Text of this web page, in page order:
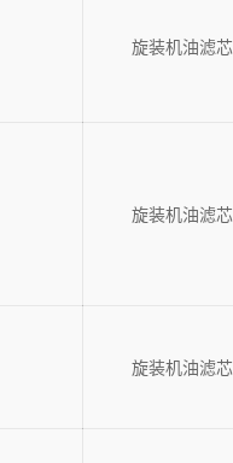
旋装机油滤芯
旋装机油滤芯
旋装机油滤芯